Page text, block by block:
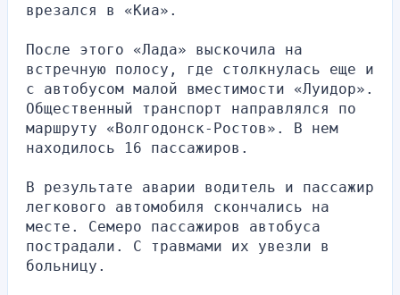
врезался в «Киа».
После этого «Лада» выскочила на
встречную полосу, где столкнулась еще и
с автобусом малой вместимости «Луидор».
Общественный транспорт направлялся по
маршруту «Волгодонск-Ростов». В нем
находилось 16 пассажиров.
В результате аварии водитель и пассажир
легкового автомобиля скончались на
месте. Семеро пассажиров автобуса
пострадали. С травмами их увезли в
больницу.